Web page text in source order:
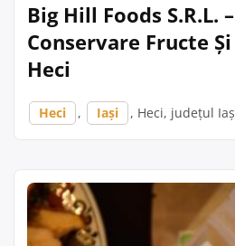
Big Hill Foods S.R.L.
Conservare Fructe
Heci
Heci , Iași , Heci, județul